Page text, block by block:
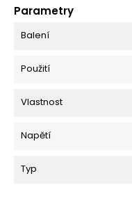
Parametry
Balení
Použití
Vlastnost
Napětí
Typ